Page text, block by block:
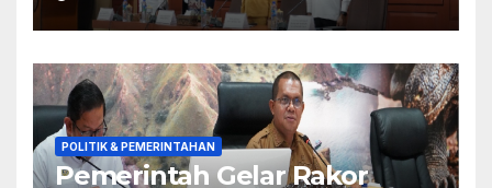
Publik Tahun 2026 Jadi
Momentum Perbaikan
Kualitas Layanan
POLITIK & PEMERINTAHAN
Pemerintah Gelar Rakor